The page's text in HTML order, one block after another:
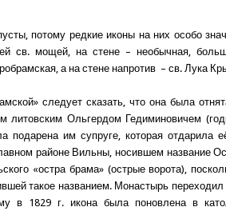
потому редкие иконы на них особо
св. мощей, на стене – необычная,
а на стене напротив – св. Лука
следует сказать, что она была
литовским Ольгердом Гедиминовичем
подарена им супруге, которая отдарила
районе Вильны, носившем название
«остра брама» (острые ворота),
такое названием. Монастырь переходил
в 1829 г. икона была поновлена в